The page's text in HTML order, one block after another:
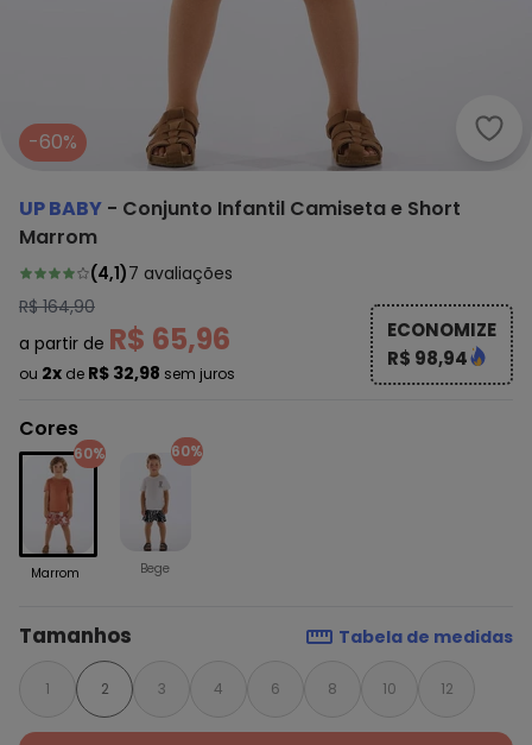
Up
-60%
UP BABY - Conjunto Infantil Camiseta e Short
Marrom
(4,1)7 avaliações
R$ 164,90
a partir de R$ 65,96
ou 2x de R$ 32,98 sem juros
ECONOMIZE
R$ 98,94
Cores
60%
Marrom
60%
Bege
Tamanhos Tabela de medidas
1 2 3 4 6 8 10 12